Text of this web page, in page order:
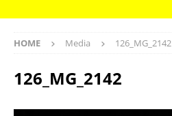
HOME Media 126_MG_2142
126_MG_2142